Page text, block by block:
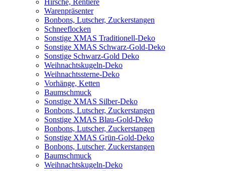
Warenpräsenter
Bonbons, Lutscher, Zuckerstangen
Schneeflocken
Sonstige XMAS Traditionell-Deko
Sonstige XMAS Schwarz-Gold-Deko
Sonstige Schwarz-Gold Deko
Weihnachtskugeln-Deko
Weihnachtssterne-Deko
Vorhänge, Ketten
Baumschmuck
Sonstige XMAS Silber-Deko
Bonbons, Lutscher, Zuckerstangen
Sonstige XMAS Blau-Gold-Deko
Bonbons, Lutscher, Zuckerstangen
Sonstige XMAS Grün-Gold-Deko
Bonbons, Lutscher, Zuckerstangen
Baumschmuck
Weihnachtskugeln-Deko